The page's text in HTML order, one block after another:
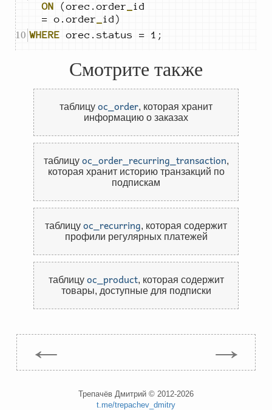
ON (orec.order
id
= o.order
id)
WHERE orec.status = 1;
Смотрите также
таблицу oc_order, которая хранит
информацию о заказах
таблицу oc_order_recurring_transaction,
которая хранит историю транзакций по
подпискам
таблицу oc_recurring, которая содержит
профили регулярных платежей
таблицу oc_product, которая содержит
товары, доступные для подписки
← →
Трепачёв Дмитрий © 2012-2026
t.me/trepachev_dmitry